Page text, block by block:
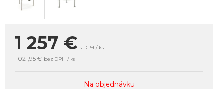
1 257 € s DPH / ks
1 021,95 € bez DPH / ks
Na objednávku